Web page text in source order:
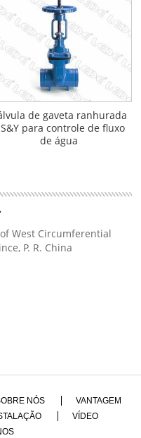
de gaveta ranhurada
para controle de fluxo
de água
West Circumferential
P. R. China
NÓS
VANTAGEM
VÍDEO